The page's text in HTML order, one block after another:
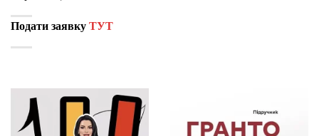
Подати заявку ТУТ